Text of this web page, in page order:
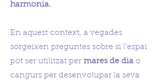
harmonia.
En aquest context, a vegades
sorgeixen preguntes sobre si l’espai
pot ser utilitzat per mares de dia o
cangurs per desenvolupar la seva